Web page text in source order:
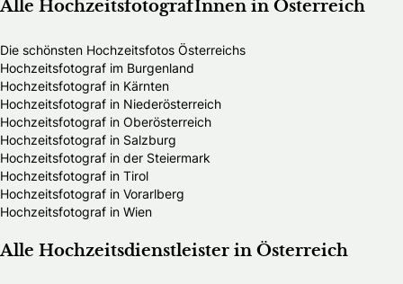
Alle HochzeitsfotografInnen in Österreich
Die schönsten Hochzeitsfotos Österreichs
Hochzeitsfotograf im Burgenland
Hochzeitsfotograf in Kärnten
Hochzeitsfotograf in Niederösterreich
Hochzeitsfotograf in Oberösterreich
Hochzeitsfotograf in Salzburg
Hochzeitsfotograf in der Steiermark
Hochzeitsfotograf in Tirol
Hochzeitsfotograf in Vorarlberg
Hochzeitsfotograf in Wien
Alle Hochzeitsdienstleister in Österreich